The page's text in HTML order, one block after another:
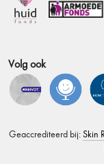
Volg ook
Geaccrediteerd bij:Skin